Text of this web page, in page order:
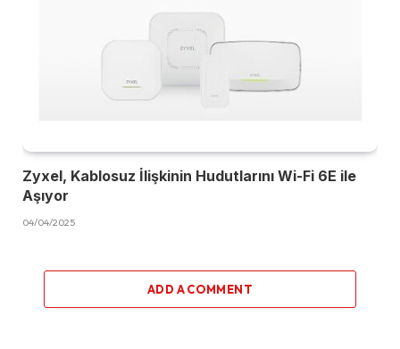
Zyxel, Kablosuz İlişkinin Hudutlarını Wi-Fi 6E ile
Aşıyor
04/04/2025
ADD A COMMENT